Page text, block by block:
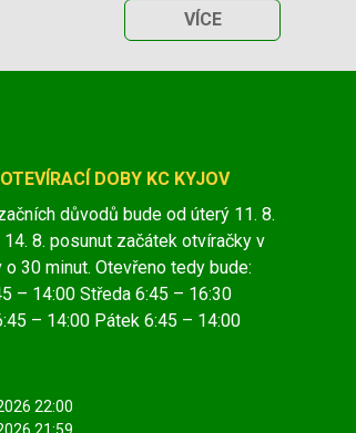
VÍCE
DOBY KC KYJOV
důvodů bude od úterý 11. 8.
8. posunut začátek otvíračky v
o 30 minut. Otevřeno tedy bude:
– 14:00 Středa 6:45 – 16:30
– 14:00 Pátek 6:45 – 14:00
22:00